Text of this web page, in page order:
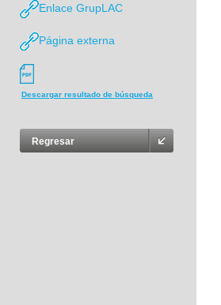
Enlace GrupLAC
Página externa
Descargar resultado de búsqueda
Regresar